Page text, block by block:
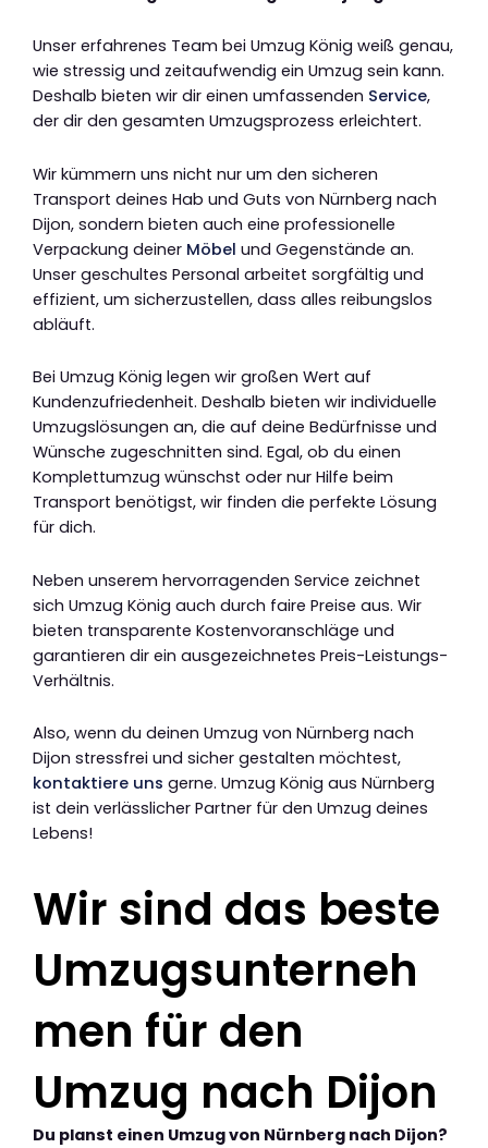
Unser erfahrenes Team bei Umzug König weiß genau,
wie stressig und zeitaufwendig ein Umzug sein kann.
Deshalb bieten wir dir einen umfassenden Service,
der dir den gesamten Umzugsprozess erleichtert.
Wir kümmern uns nicht nur um den sicheren
Transport deines Hab und Guts von Nürnberg nach
Dijon, sondern bieten auch eine professionelle
Verpackung deiner Möbel und Gegenstände an.
Unser geschultes Personal arbeitet sorgfältig und
effizient, um sicherzustellen, dass alles reibungslos
abläuft.
Bei Umzug König legen wir großen Wert auf
Kundenzufriedenheit. Deshalb bieten wir individuelle
Umzugslösungen an, die auf deine Bedürfnisse und
Wünsche zugeschnitten sind. Egal, ob du einen
Komplettumzug wünschst oder nur Hilfe beim
Transport benötigst, wir finden die perfekte Lösung
für dich.
Neben unserem hervorragenden Service zeichnet
sich Umzug König auch durch faire Preise aus. Wir
bieten transparente Kostenvoranschläge und
garantieren dir ein ausgezeichnetes Preis-Leistungs-
Verhältnis.
Also, wenn du deinen Umzug von Nürnberg nach
Dijon stressfrei und sicher gestalten möchtest,
kontaktiere uns gerne. Umzug König aus Nürnberg
ist dein verlässlicher Partner für den Umzug deines
Lebens!
Wir sind das beste
Umzugsunterneh
men für den
Umzug nach Dijon
Du planst einen Umzug von Nürnberg nach Dijon?